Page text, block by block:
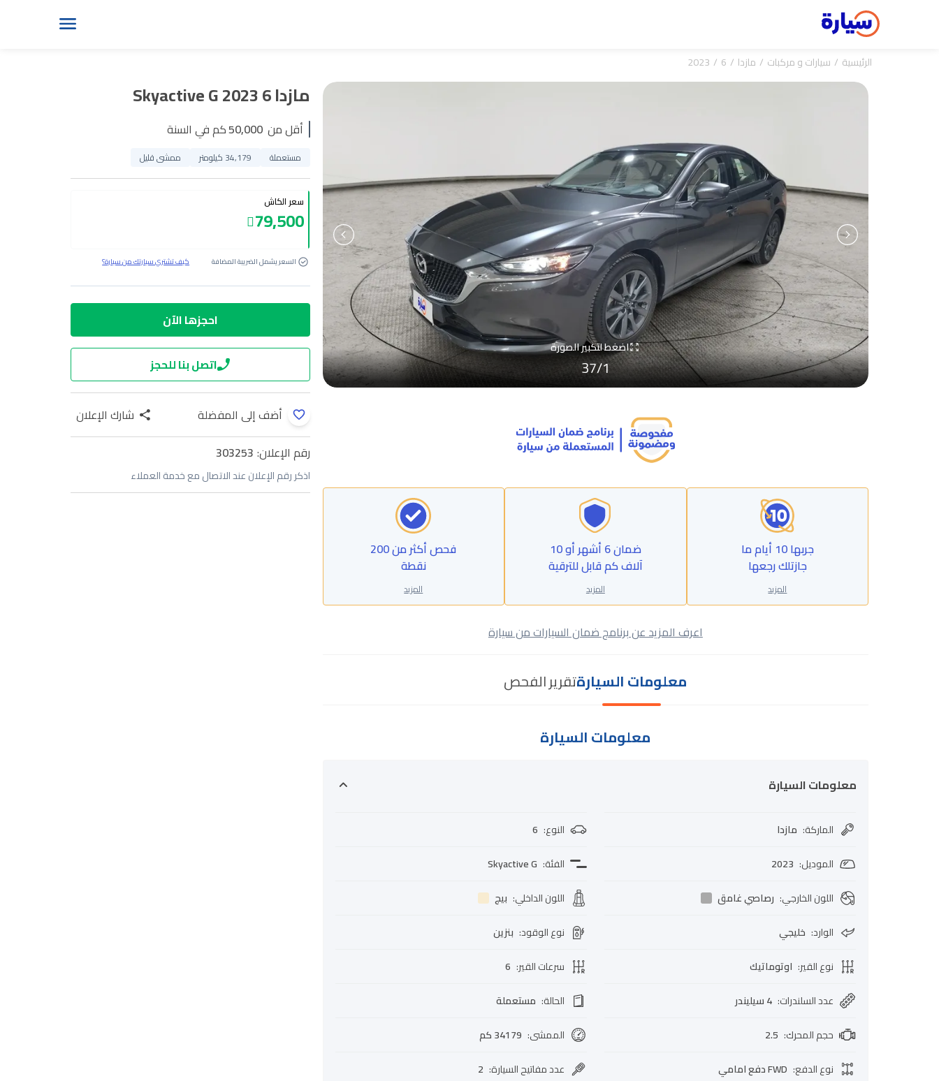
الرئيسية سيارات و مركبات مازدا 6
2023
اضغط لتكبير الصورة
1
/
37
جربها 10 أيام ما
جازتلك رجعها
المزيد
ضمان 6 أشهر أو 10
آلاف كم قابل للترقية
المزيد
فحص أكثر من 200
نقطة
المزيد
اعرف المزيد عن برنامج ضمان السيارات من سيارة
معلومات السيارةتقرير الفحص
معلومات السيارة
معلومات السيارة
الماركة: مازدا النوع:
6
الموديل:
2023 الفئة:
Skyactive G
اللون الخارجي: رصاصي غامق اللون الداخلي: بيج
الوارد: خليجي نوع الوقود: بنزين
نوع القير: اوتوماتيك سرعات القير:
6
عدد السلندرات: 4 سيليندر الحالة: مستعملة
حجم المحرك:
2.5 الممشى: 34179 كم
نوع الدفع: FWD دفع امامي عدد مفاتيح السيارة:
2
مازدا 6 Skyactive G 2023
أقل من 50,000كم في السنة
مستعملة 34,179 كيلومتر ممشى قليل
سعر الكاش
79,500
السعر يشمل الضريبة المضافة كيف تشتري سيارتك من سيارة؟
احجزها الآن
اتصل بنا للحجز
أضف إلى المفضلة
شارك الإعلان
رقم الإعلان: 303253
اذكر رقم الإعلان عند الاتصال مع خدمة العملاء